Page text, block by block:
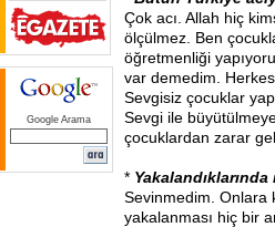
Google Arama
Çok acı. Allah hiç
ölçülmez. Ben
öğretmenliği
var demedim.
Sevgisiz çocuklar
Sevgi ile
çocuklardan zarar
*
Sevinmedim. Onlara
yakalanması hiç bir